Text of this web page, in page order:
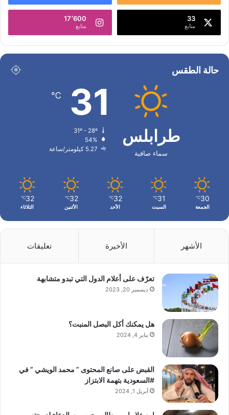
33
متابع
17٬600
متابع
حالة الطقس
طرابلس
سماء صافية
31
℃
54%
5.27 كيلومتر/ساعة
30
℃
الجمعة
31
℃
السبت
32
℃
الأحد
32
℃
الأثنين
32
℃
الثلاثاء
الأشهر الأخيرة تعليقات
تعرّف على أعلام الدول التي تبدو متشابهة
ديسمبر 20, 2023
هل يمكنك أكل البصل المنبت؟
يناير 4, 2024
القبض على صانع المحتوى ” محمد الويشي ” في
#السعودية بتهمة الابتزاز
أبريل 1, 2024